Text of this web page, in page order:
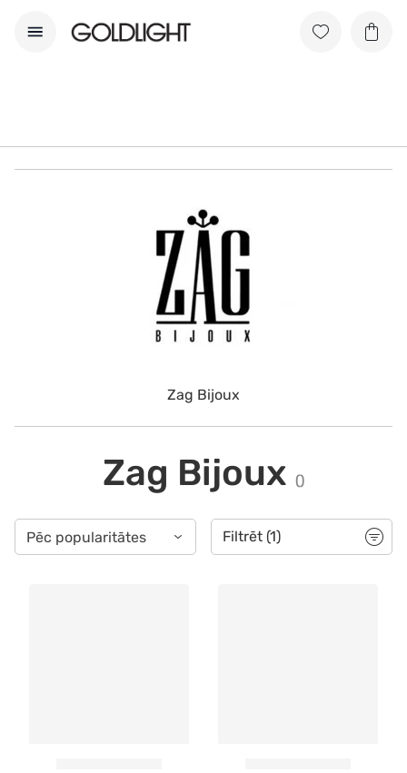
Zag Bijoux
Zag Bijoux ()
Pēc popularitātes Filtrēt (1)